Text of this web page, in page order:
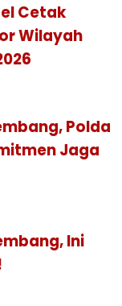
Cetak
Wilayah
Polda
Jaga
Ini